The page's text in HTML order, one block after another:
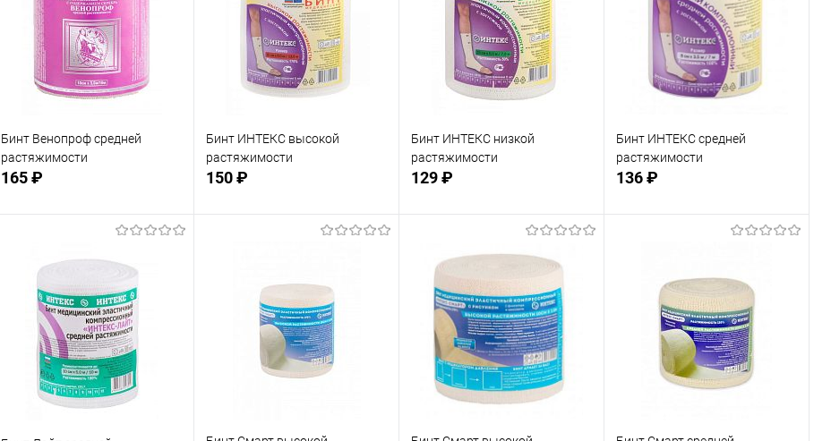
Недоступно
Недоступно
Недоступно
Недоступно
Бинт Венопроф средней
растяжимости
165 ₽
В избранное
Недоступно
Бинт ИНТЕКС высокой
растяжимости
150 ₽
В избранное
Недоступно
Бинт ИНТЕКС низкой
растяжимости
129 ₽
В избранное
Недоступно
Бинт ИНТЕКС средней
растяжимости
136 ₽
В избранное
Недоступно